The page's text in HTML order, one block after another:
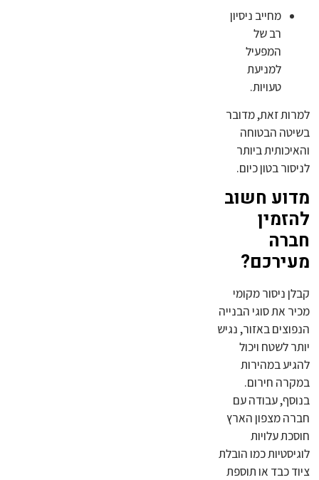
מחייב ניסיון
רב של
המפעיל
למניעת
טעויות.
למרות זאת, מדובר
בשיטה הבטוחה
והאיכותית ביותר
לניסור בטון כיום.
מדוע חשוב
להזמין
חברה
מעירכם?
קבלן ניסור מקומי
מכיר את סוגי הבנייה
הנפוצים באזור, נגיש
יותר לשטח ויכול
להגיע במהירות
במקרה חירום.
בנוסף, עבודה עם
חברה מצפון הארץ
חוסכת עלויות
לוגיסטיות כמו הובלת
ציוד כבד או תוספת